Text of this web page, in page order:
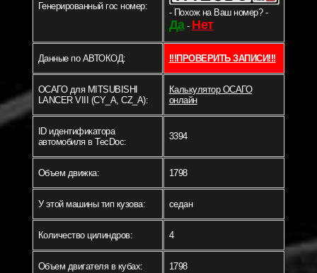
Генерированный гос номер:
- Похож на Ваш номер? -
Да- Нет
Данные по АВТОКОД: !!!ПРОВЕРИТЬ ЗАПИСИ!!!
ОСАГО для MITSUBISHI
LANCER VIII (CY_A, CZ_A):
Калькулятор ОСАГО
онлайн
ID идентификатора
автомобиля в TecDoc:
3394
Объем движка: 1798
У этой машины тип кузова: седан
Количество цилиндров: 4
Объем двигателя в кубах: 1798